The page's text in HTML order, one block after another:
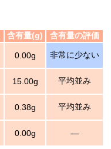
含有量(g) 含有量の評価
0.00g 非常に少ない
15.00g 平均並み
0.38g 平均並み
0.00g ―